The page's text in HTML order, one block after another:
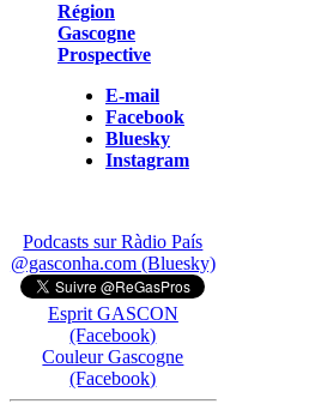
Région
Gascogne
Prospective
E-mail
Facebook
Bluesky
Instagram
Podcasts sur Ràdio País
@gasconha.com (Bluesky)
Esprit GASCON
(Facebook)
Couleur Gascogne
(Facebook)